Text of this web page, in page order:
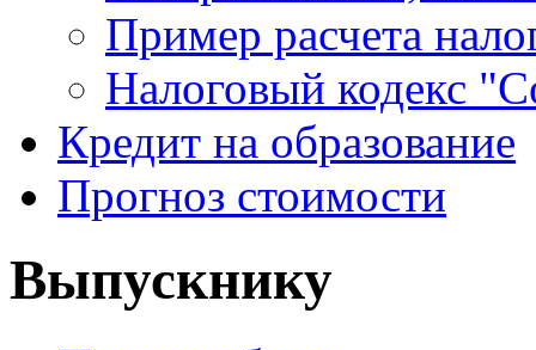
Пример расчета
Налоговый кодекс
Кредит на образование
Прогноз стоимости
Выпускнику